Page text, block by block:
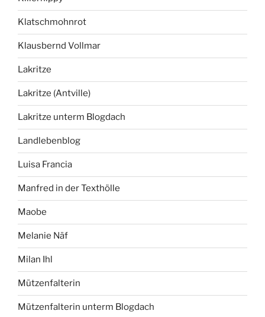
Klatschmohnrot
Klausbernd Vollmar
Lakritze
Lakritze (Antville)
Lakritze unterm Blogdach
Landlebenblog
Luisa Francia
Manfred in der Texthölle
Maobe
Melanie Näf
Milan Ihl
Mützenfalterin
Mützenfalterin unterm Blogdach